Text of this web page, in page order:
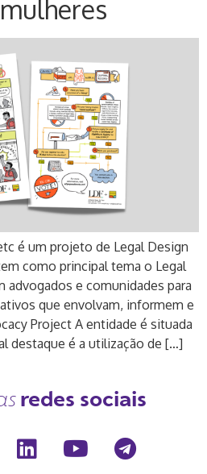
é um projeto de Legal Design
como principal tema o Legal
advogados e comunidades para
que envolvam, informem e
Project A entidade é situada
destaque é a utilização de […]
redes sociais